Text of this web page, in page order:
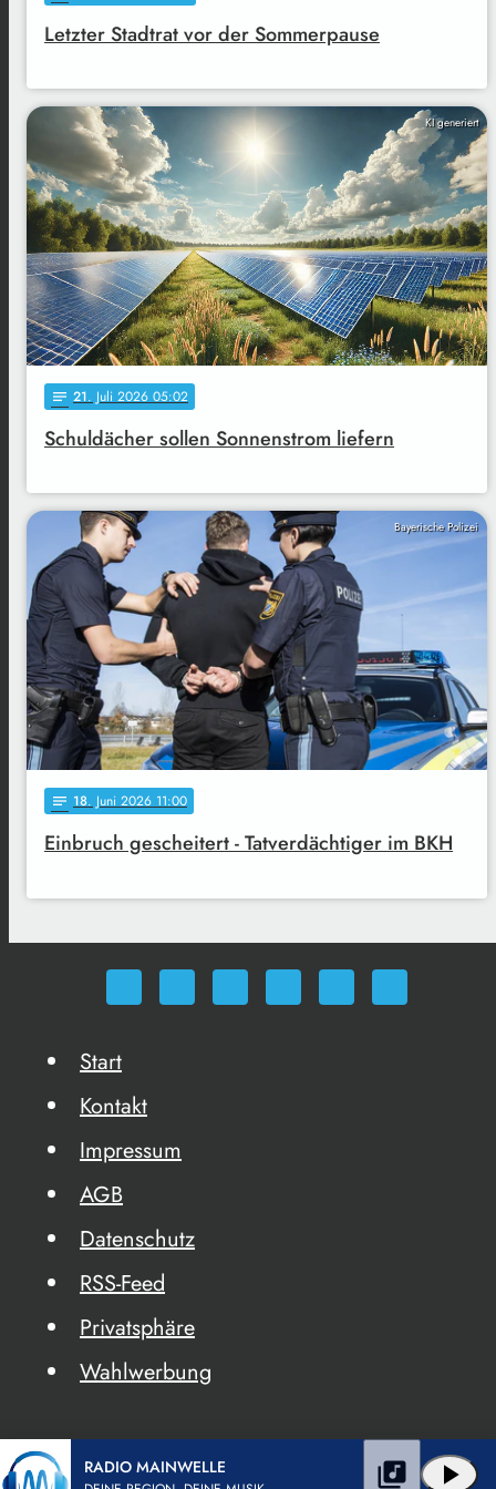
Letzter Stadtrat vor der Sommerpause
KI generiert
notes 21. Juli 2026 05:02
Schuldächer sollen Sonnenstrom liefern
Bayerische Polizei
notes 18. Juni 2026 11:00
Einbruch gescheitert - Tatverdächtiger im BKH
Start
Kontakt
Impressum
AGB
Datenschutz
RSS-Feed
Privatsphäre
Wahlwerbung
RADIO MAINWELLE play_arrow
library_music